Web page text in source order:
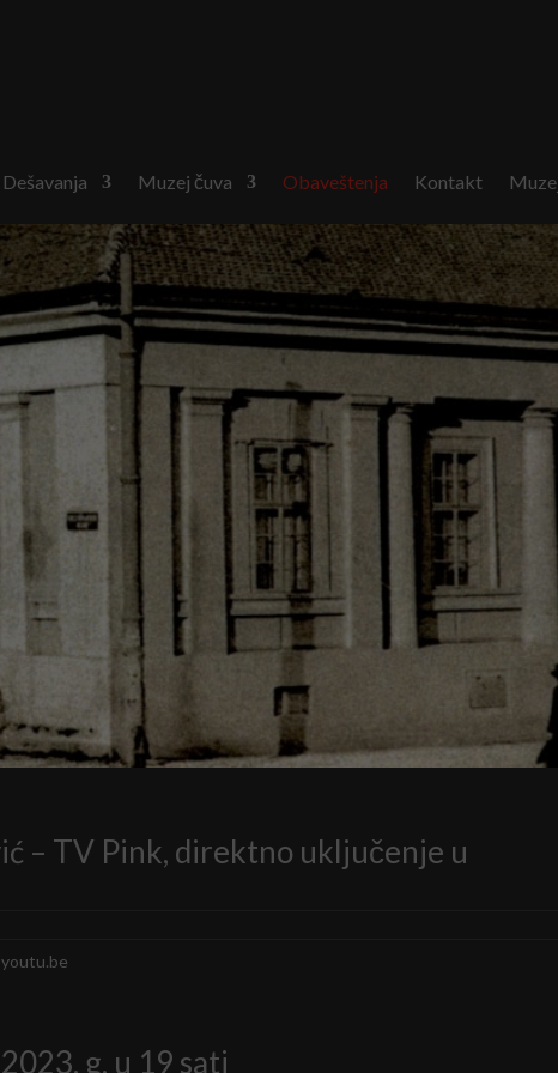
Dešavanja Muzej čuva Obaveštenja Kontakt
– TV Pink, direktno uključenje u
g. u 19 sati